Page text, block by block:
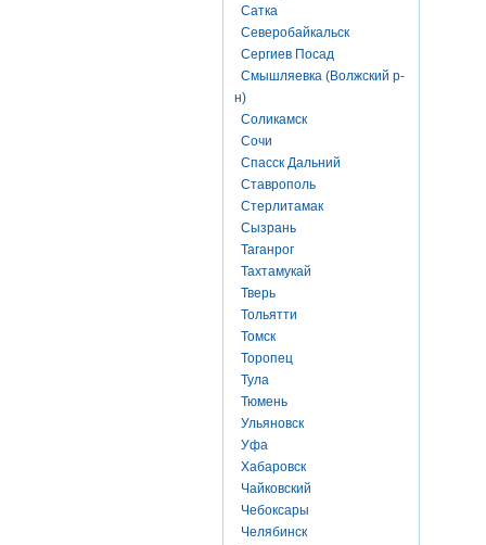
Сатка
Северобайкальск
Сергиев Посад
Смышляевка (Волжский р-
н)
Соликамск
Сочи
Спасск Дальний
Ставрополь
Стерлитамак
Сызрань
Таганрог
Тахтамукай
Тверь
Тольятти
Томск
Торопец
Тула
Тюмень
Ульяновск
Уфа
Хабаровск
Чайковский
Чебоксары
Челябинск